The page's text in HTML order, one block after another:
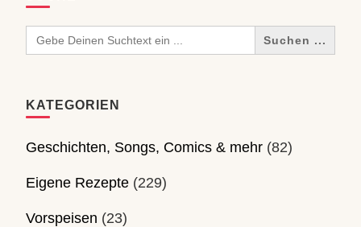
Search
for:
KATEGORIEN
Geschichten, Songs, Comics & mehr (82)
Eigene Rezepte (229)
Vorspeisen (23)